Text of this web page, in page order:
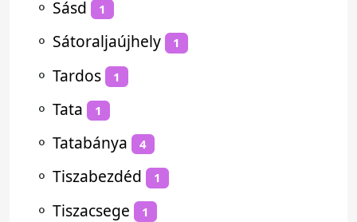
⚬ Sásd 1
⚬ Sátoraljaújhely 1
⚬ Tardos 1
⚬ Tata 1
⚬ Tatabánya 4
⚬ Tiszabezdéd 1
⚬ Tiszacsege 1